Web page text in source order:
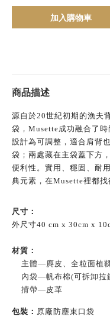
加入購物車
商品描述
源自於20世紀初期的漁夫
袋，Musette成功融合了
設計為可調整，適合肩背
袋；兩處藏在主袋蓋下方
便利性。實用、穩固、耐
典元素，在Musette裡都找
尺寸：
外尺寸40 cm x 30cm x
材質：
主體—麂皮、全粒面植
內袋—帆布棉(可拆卸拉
揹帶—皮革
包裝： 原廠防塵束口袋